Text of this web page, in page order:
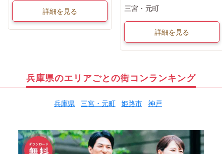
詳細を見る
三宮・元町
詳細を見る
兵庫県のエリアごとの街コンランキング
兵庫県 三宮・元町 姫路市 神戸